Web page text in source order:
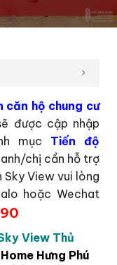
căn hộ chung cư
được cập nhập
mục Tiến độ
anh/chị cần hỗ trợ
View vui lòng
hoặc Wechat
View Thủ
Hưng Phú